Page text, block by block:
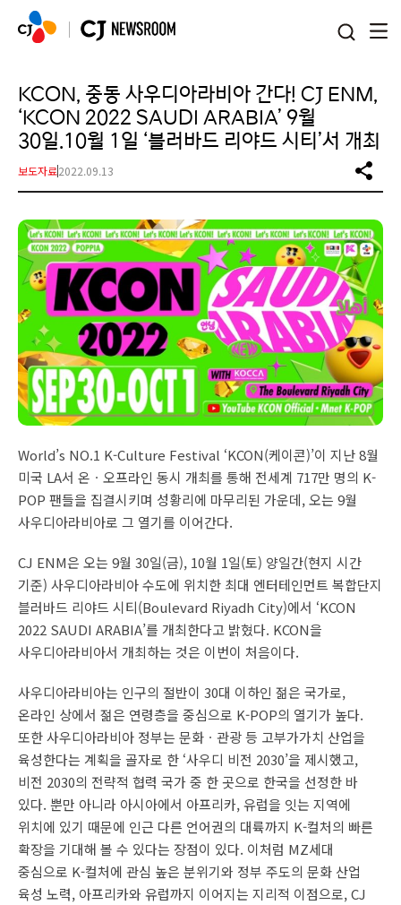
KCON, 중동 사우디아라비아 간다! CJ ENM,
‘KCON 2022 SAUDI ARABIA’ 9월
30일.10월 1일 ‘블러바드 리야드 시티’서 개최
보도자료2022.09.13
World’s NO.1 K-Culture Festival ‘KCON(케이콘)’이 지난 8월
미국 LA서 온ㆍ오프라인 동시 개최를 통해 전세계 717만 명의 K-
POP 팬들을 집결시키며 성황리에 마무리된 가운데, 오는 9월
사우디아라비아로 그 열기를 이어간다.
CJ ENM은 오는 9월 30일(금), 10월 1일(토) 양일간(현지 시간
기준) 사우디아라비아 수도에 위치한 최대 엔터테인먼트 복합단지
블러바드 리야드 시티(Boulevard Riyadh City)에서 ‘KCON
2022 SAUDI ARABIA’를 개최한다고 밝혔다. KCON을
사우디아라비아서 개최하는 것은 이번이 처음이다.
사우디아라비아는 인구의 절반이 30대 이하인 젊은 국가로,
온라인 상에서 젊은 연령층을 중심으로 K-POP의 열기가 높다.
또한 사우디아라비아 정부는 문화ㆍ관광 등 고부가가치 산업을
육성한다는 계획을 골자로 한 ‘사우디 비전 2030’을 제시했고,
비전 2030의 전략적 협력 국가 중 한 곳으로 한국을 선정한 바
있다. 뿐만 아니라 아시아에서 아프리카, 유럽을 잇는 지역에
위치에 있기 때문에 인근 다른 언어권의 대륙까지 K-컬처의 빠른
확장을 기대해 볼 수 있다는 장점이 있다. 이처럼 MZ세대
중심으로 K-컬처에 관심 높은 분위기와 정부 주도의 문화 산업
육성 노력, 아프리카와 유럽까지 이어지는 지리적 이점으로, CJ